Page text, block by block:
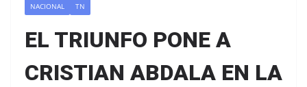
NACIONAL TN
EL TRIUNFO PONE A
CRISTIAN ABDALA EN LA